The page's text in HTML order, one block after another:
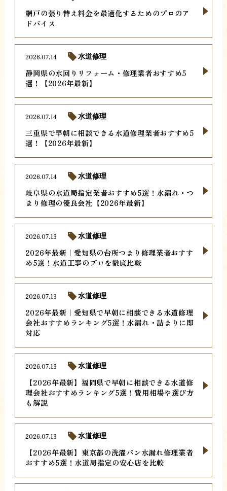
網戸の張り替え料金を最適化するためのプロのア
ドバイス
静岡県の水回りリフォーム・修理業者おすすめ5
選！【2026年最新】
2026.07.14 水道修理
三重県で早朝に相談できる水道修理業者おすすめ5
選！【2026年最新】
2026.07.14 水道修理
岐阜県の水道局指定業者おすすめ5選！水漏れ・つ
まり修理の優良会社【2026年最新】
2026.07.14 水道修理
2026年最新｜愛知県の台所つまり修理業者おすす
め5選！水道工事のプロを徹底比較
2026.07.13 水道修理
2026年最新｜愛知県で早朝に相談できる水道修理
会社おすすめランキング5選！水漏れ・詰まりに即
対応
2026.07.13 水道修理
【2026年最新】福岡県で早朝に相談できる水道修
理会社おすすめランキング5選！費用相場や選び方
も解説
2026.07.13 水道修理
【2026年最新】東京都の洗濯パン水漏れ修理業者
おすすめ5選！水道局指定の安心店を比較
2026.07.13 水道修理